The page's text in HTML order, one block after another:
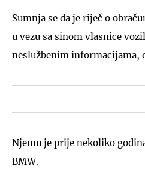
Sumnja se da je riječ o
u vezu sa sinom vlasnice
neslužbenim informacijama,
Njemu je prije nekoliko
BMW.